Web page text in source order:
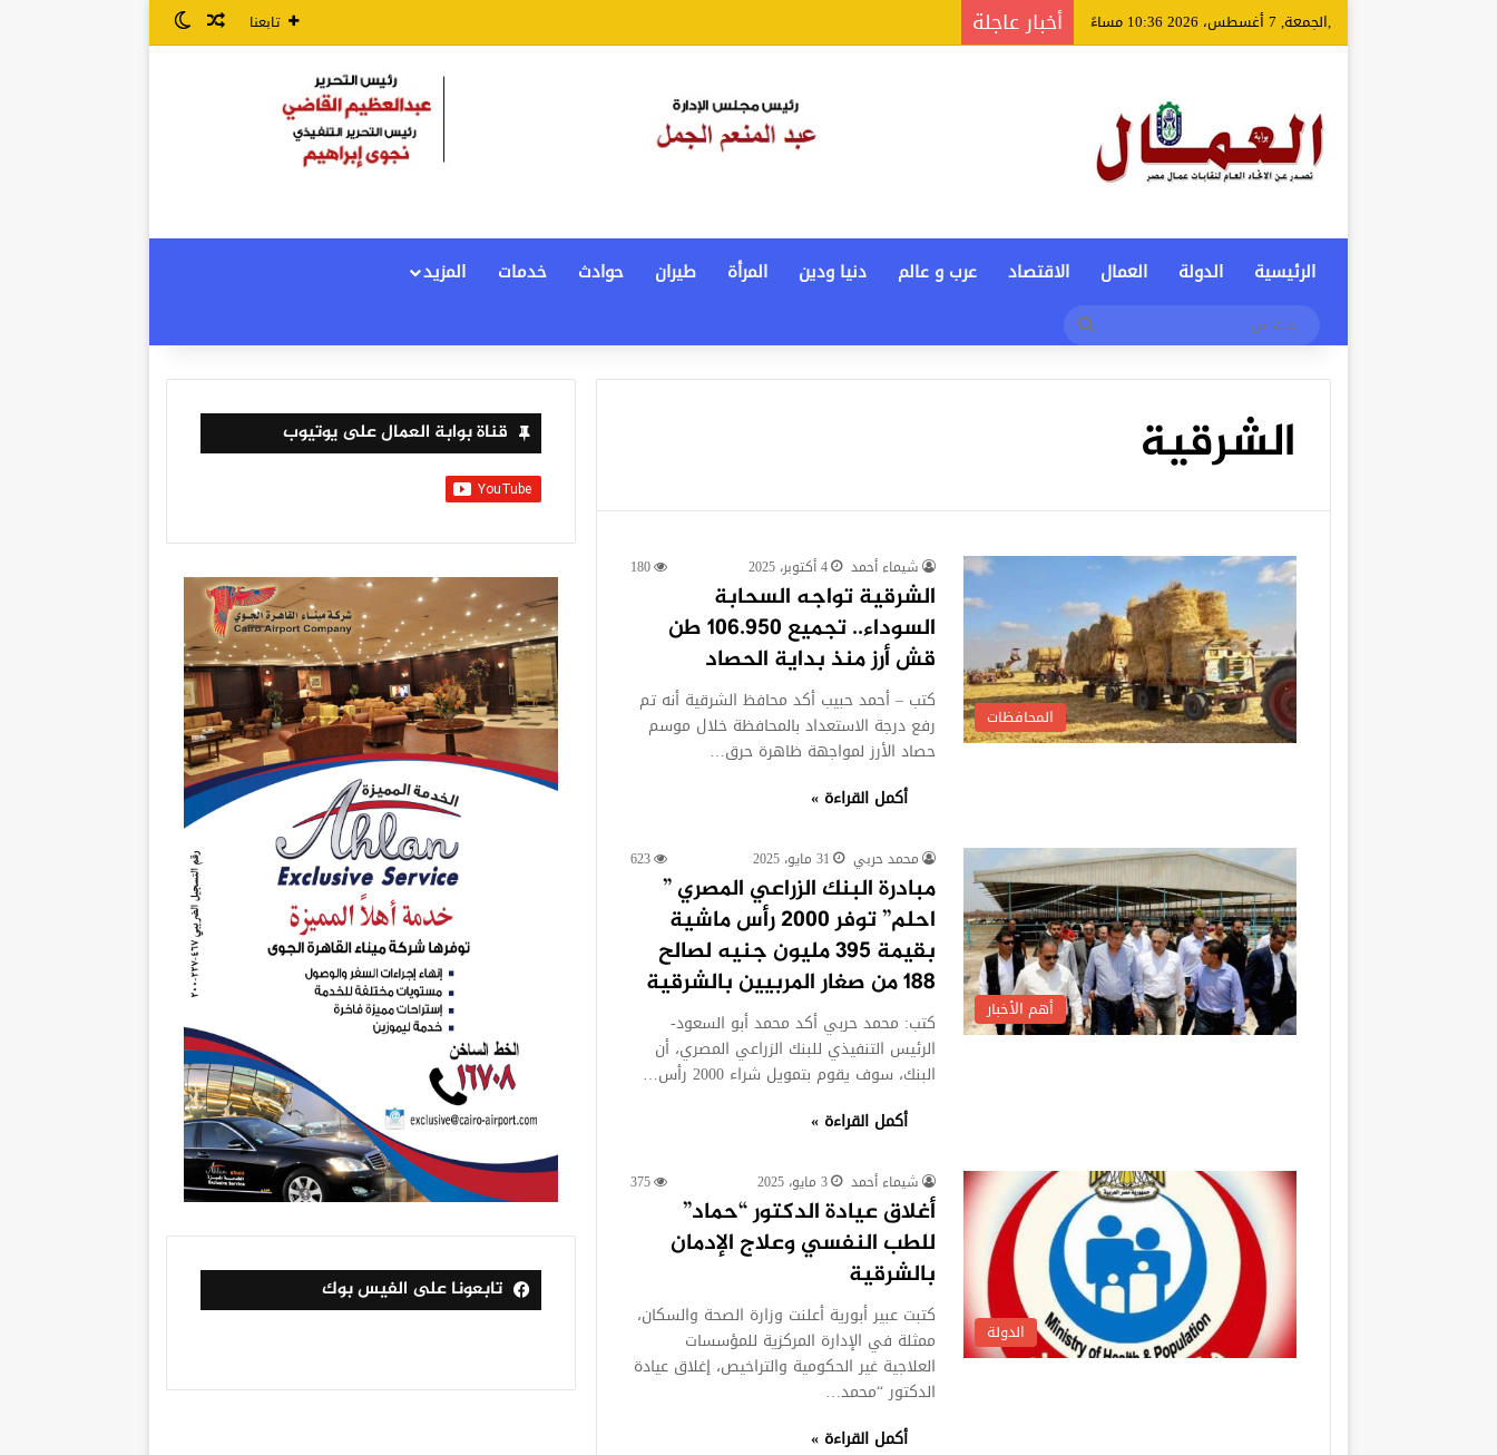
,الجمعة, 7 أغسطس، 2026 10:36 مساءً أخبار عاجلة تابعنا مقال عشوائي
الوضع المظلم
الرئيسية الدولة العمال الاقتصاد عرب و عالم دنيا ودين المرأة طيران حوادث خدمات
المزيد
الشرقية
المحافظات
شيماء أحمد 4 أكتوبر، 2025 180
الشرقية تواجه السحابة
السوداء.. تجميع 106.950 طن
قش أرز منذ بداية الحصاد
كتب – أحمد حبيب أكد محافظ الشرقية أنه تم
رفع درجة الاستعداد بالمحافظة خلال موسم
حصاد الأرز لمواجهة ظاهرة حرق…
أكمل القراءة »
أهم الأخبار
محمد حربي 31 مايو، 2025 623
مبادرة البنك الزراعي المصري ”
احلم” توفر 2000 رأس ماشية
بقيمة 395 مليون جنيه لصالح
188 من صغار المربيين بالشرقية
كتب: محمد حربي أكد محمد أبو السعود-
الرئيس التنفيذي للبنك الزراعي المصري، أن
البنك، سوف يقوم بتمويل شراء 2000 رأس…
أكمل القراءة »
الدولة
شيماء أحمد 3 مايو، 2025 375
أغلاق عيادة الدكتور “حماد”
للطب النفسي وعلاج الإدمان
بالشرقية
كتبت عبير أبورية أعلنت وزارة الصحة والسكان،
ممثلة في الإدارة المركزية للمؤسسات
العلاجية غير الحكومية والتراخيص، إغلاق عيادة
الدكتور “محمد…
أكمل القراءة »
قناة بوابة العمال على يوتيوب
تابعونا على الفيس بوك